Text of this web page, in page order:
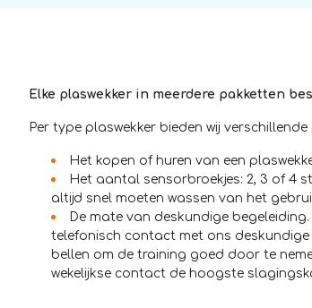
Elke plaswekker in meerdere pakketten
Per type plaswekker bieden wij
Het kopen of huren van een
Het aantal sensorbroekjes: 2, 3 of 4
altijd snel moeten wassen van het
De mate van deskundige
telefonisch contact met ons deskundige
bellen om de training goed door te
wekelijkse contact de hoogste